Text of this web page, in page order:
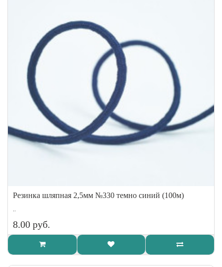
Резинка шляпная 2,5мм №330 темно синий (100м)
..
8.00 руб.